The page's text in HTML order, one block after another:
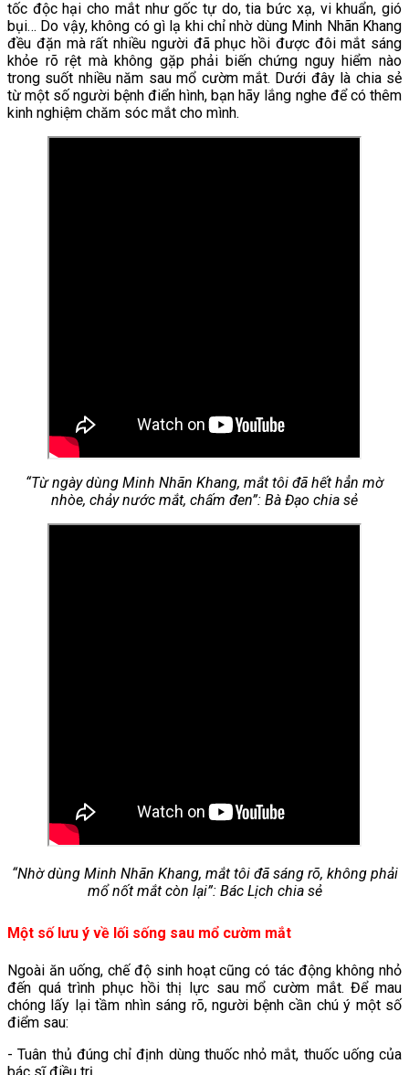
tốc độc hại cho mắt như gốc tự do, tia bức xạ, vi khuẩn, gió
bụi… Do vậy, không có gì lạ khi chỉ nhờ dùng Minh Nhãn Khang
đều đặn mà rất nhiều người đã phục hồi được đôi mắt sáng
khỏe rõ rệt mà không gặp phải biến chứng nguy hiểm nào
trong suốt nhiều năm sau mổ cườm mắt. Dưới đây là chia sẻ
từ một số người bệnh điển hình, bạn hãy lắng nghe để có thêm
kinh nghiệm chăm sóc mắt cho mình.
“Từ ngày dùng Minh Nhãn Khang, mắt tôi đã hết hẳn mờ
nhòe, chảy nước mắt, chấm đen”: Bà Đạo chia sẻ
“Nhờ dùng Minh Nhãn Khang, mắt tôi đã sáng rõ, không phải
mổ nốt mắt còn lại”: Bác Lịch chia sẻ
Một số lưu ý về lối sống sau mổ cườm mắt
Ngoài ăn uống, chế độ sinh hoạt cũng có tác động không nhỏ
đến quá trình phục hồi thị lực sau mổ cườm mắt. Để mau
chóng lấy lại tầm nhìn sáng rõ, người bệnh cần chú ý một số
điểm sau:
- Tuân thủ đúng chỉ định dùng thuốc nhỏ mắt, thuốc uống của